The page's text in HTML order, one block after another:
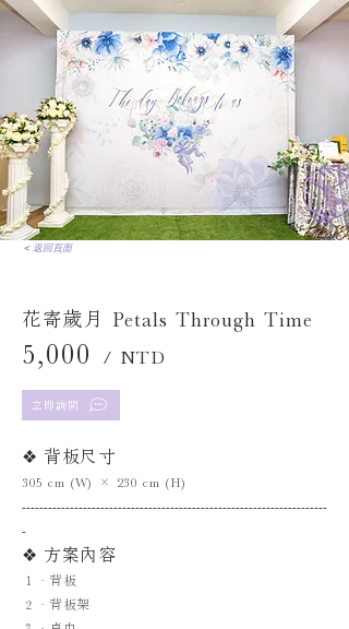
< 返回頁面
花寄歲月 Petals Through Time
5,000 / NTD
立即詢問
❖ 背板尺寸
305 cm (W) × 230 cm (H)
----------------------------------------------------------------------
-
❖ 方案內容
１．背板
２．背板架